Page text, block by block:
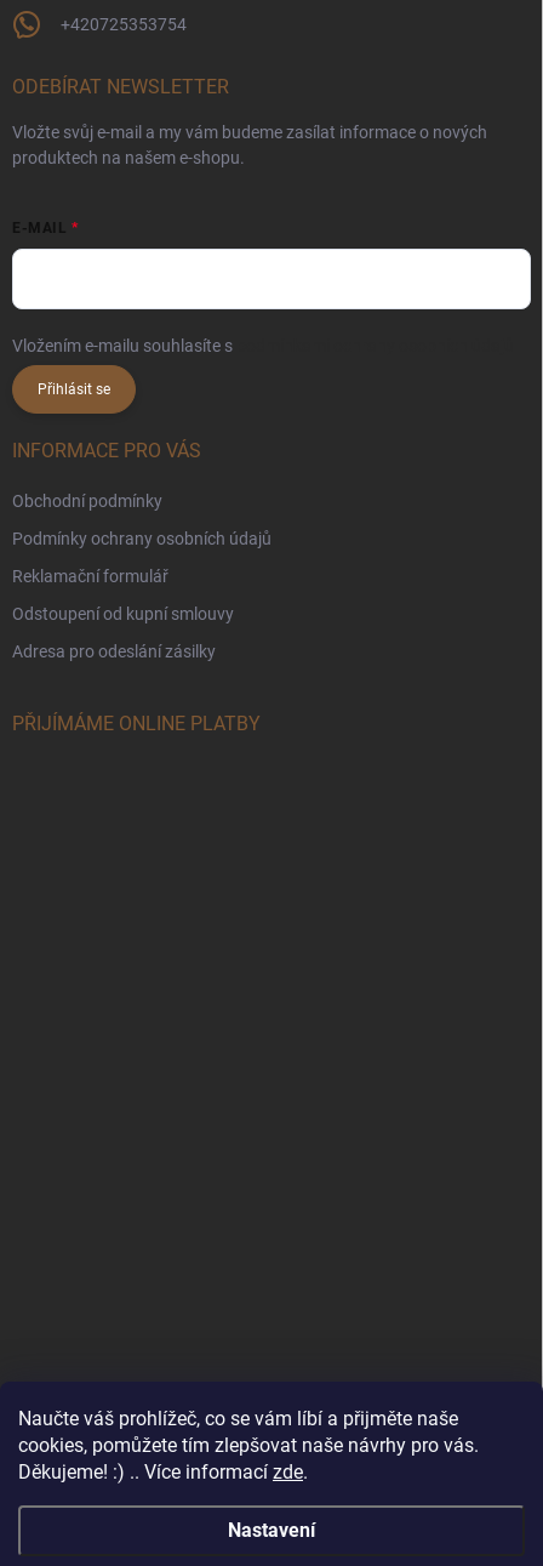
Naučte váš prohlížeč, co se vám líbí a přijměte naše
cookies, pomůžete tím zlepšovat naše návrhy pro vás.
Děkujeme! :) .. Více informací zde.
Nastavení
+420725353754
ODEBÍRAT NEWSLETTER
Vložte svůj e-mail a my vám budeme zasílat informace o nových
produktech na našem e-shopu.
E-MAIL
Vložením e-mailu souhlasíte s
Přihlásit se
INFORMACE PRO VÁS
Obchodní podmínky
Podmínky ochrany osobních údajů
Reklamační formulář
Odstoupení od kupní smlouvy
Adresa pro odeslání zásilky
PŘIJÍMÁME ONLINE PLATBY
www.andelske-obrazy.cz